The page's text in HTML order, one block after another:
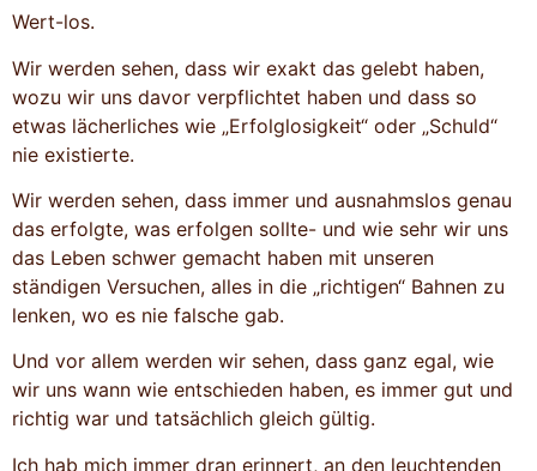
Wert-los.
Wir werden sehen, dass wir exakt das gelebt haben,
wozu wir uns davor verpflichtet haben und dass so
etwas lächerliches wie „Erfolglosigkeit“ oder „Schuld“
nie existierte.
Wir werden sehen, dass immer und ausnahmslos genau
das erfolgte, was erfolgen sollte- und wie sehr wir uns
das Leben schwer gemacht haben mit unseren
ständigen Versuchen, alles in die „richtigen“ Bahnen zu
lenken, wo es nie falsche gab.
Und vor allem werden wir sehen, dass ganz egal, wie
wir uns wann wie entschieden haben, es immer gut und
richtig war und tatsächlich gleich gültig.
Ich hab mich immer dran erinnert, an den leuchtenden